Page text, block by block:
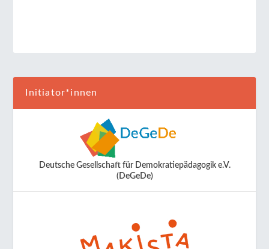
Initiator*innen
Deutsche Gesellschaft für Demokratiepädagogik e.V.
(DeGeDe)